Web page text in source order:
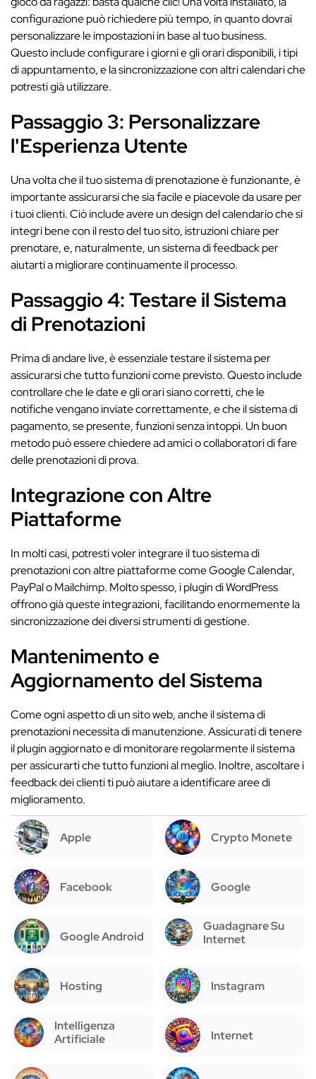
configurazione può richiedere più tempo, in quanto dovrai
personalizzare le impostazioni in base al tuo business.
Questo include configurare i giorni e gli orari disponibili, i tipi
di appuntamento, e la sincronizzazione con altri calendari che
potresti già utilizzare.
Passaggio 3: Personalizzare
l'Esperienza Utente
Una volta che il tuo sistema di prenotazione è funzionante, è
importante assicurarsi che sia facile e piacevole da usare per
i tuoi clienti. Ciò include avere un design del calendario che si
integri bene con il resto del tuo sito, istruzioni chiare per
prenotare, e, naturalmente, un sistema di feedback per
aiutarti a migliorare continuamente il processo.
Passaggio 4: Testare il Sistema
di Prenotazioni
Prima di andare live, è essenziale testare il sistema per
assicurarsi che tutto funzioni come previsto. Questo include
controllare che le date e gli orari siano corretti, che le
notifiche vengano inviate correttamente, e che il sistema di
pagamento, se presente, funzioni senza intoppi. Un buon
metodo può essere chiedere ad amici o collaboratori di fare
delle prenotazioni di prova.
Integrazione con Altre
Piattaforme
In molti casi, potresti voler integrare il tuo sistema di
prenotazioni con altre piattaforme come Google Calendar,
PayPal o Mailchimp. Molto spesso, i plugin di WordPress
offrono già queste integrazioni, facilitando enormemente la
sincronizzazione dei diversi strumenti di gestione.
Mantenimento e
Aggiornamento del Sistema
Come ogni aspetto di un sito web, anche il sistema di
prenotazioni necessita di manutenzione. Assicurati di tenere
il plugin aggiornato e di monitorare regolarmente il sistema
per assicurarti che tutto funzioni al meglio. Inoltre, ascoltare i
feedback dei clienti ti può aiutare a identificare aree di
miglioramento.
Apple Crypto Monete
Facebook Google
Google Android
Guadagnare Su
Internet
Hosting Instagram
Intelligenza
Artificiale
Internet